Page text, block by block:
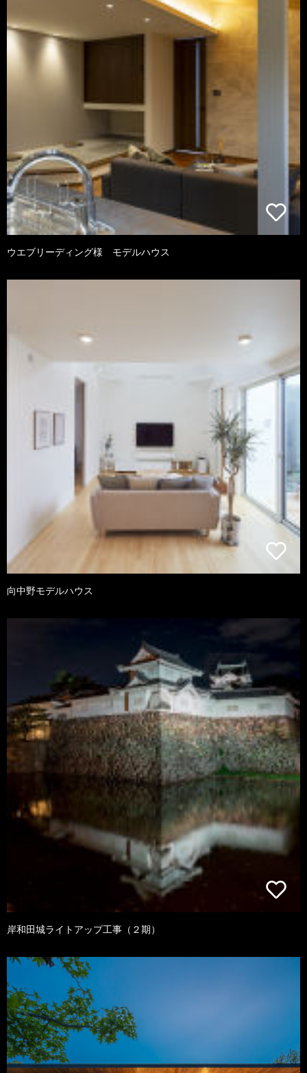
ウエブリーディング様 モデルハウス
向中野モデルハウス
岸和田城ライトアップ工事（２期）